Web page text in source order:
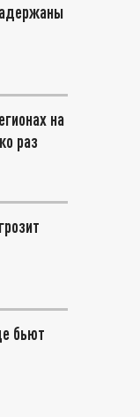
на
раз
бьют